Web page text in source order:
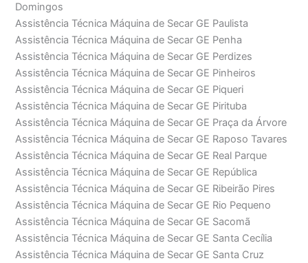
Domingos
Assistência Técnica Máquina de Secar GE Paulista
Assistência Técnica Máquina de Secar GE Penha
Assistência Técnica Máquina de Secar GE Perdizes
Assistência Técnica Máquina de Secar GE Pinheiros
Assistência Técnica Máquina de Secar GE Piqueri
Assistência Técnica Máquina de Secar GE Pirituba
Assistência Técnica Máquina de Secar GE Praça da Árvore
Assistência Técnica Máquina de Secar GE Raposo Tavares
Assistência Técnica Máquina de Secar GE Real Parque
Assistência Técnica Máquina de Secar GE República
Assistência Técnica Máquina de Secar GE Ribeirão Pires
Assistência Técnica Máquina de Secar GE Rio Pequeno
Assistência Técnica Máquina de Secar GE Sacomã
Assistência Técnica Máquina de Secar GE Santa Cecília
Assistência Técnica Máquina de Secar GE Santa Cruz